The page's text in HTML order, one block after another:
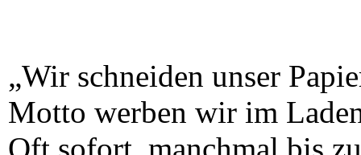
„Wir schneiden unser
Motto werben wir im